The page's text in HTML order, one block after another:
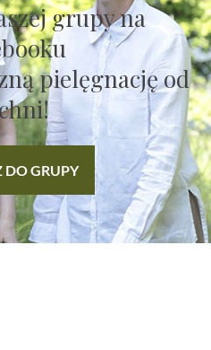
grupy na
pielęgnację od
DO GRUPY